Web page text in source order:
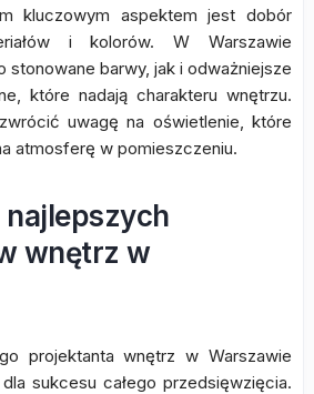
kluczowym aspektem jest dobór
i kolorów. W Warszawie
stonowane barwy, jak i odważniejsze
które nadają charakteru wnętrzu.
uwagę na oświetlenie, które
atmosferę w pomieszczeniu.
wnętrz w
projektanta wnętrz w Warszawie
sukcesu całego przedsięwzięcia.